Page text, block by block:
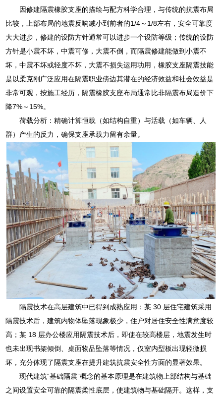
因修建隔震橡胶支座的描绘与配方科学合理，与传统的抗震布局
比较，上部布局的地震反响减小到前者的1/4～1/8左右，安全可靠度
大大进步，修建的设防方针通常可以进步一个设防等级；传统的设防
方针是小震不坏，中震可修，大震不倒，而隔震修建能做到小震不
坏，中震不坏或轻度不坏，大震不损失运用功用，橡胶支座隔震技能
是以柔克刚广泛应用在隔震职业傍边其潜在的经济效益和社会效益是
非常可观，按施工经历，隔震橡胶支座布局通常比非隔震布局造价下
降7%～15%。
荷载分析：精确计算恒载（如结构自重）与活载（如车辆、人
群）产生的反力，确保支座承载力留有余量。
隔震技术在高层建筑中已得到成熟应用：某 30 层住宅建筑采用
隔震技术后，建筑内物体坠落现象极少，住户对居住安全性满意度较
高；某 18 层办公楼应用隔震技术后，即使在较高楼层，地震发生时
也未出现书架倾倒、桌面物品坠落等情况，仅室内型板出现轻微损
坏，充分体现了隔震支座在提升建筑抗震安全性方面的显著效果。
现代建筑“基础隔震”概念的基本原理是在建筑物上部结构与基础
之间设置安全可靠的隔震柔性底层，使建筑物与基础隔开。这样，支